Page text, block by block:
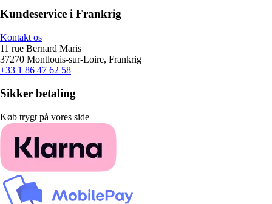
Kundeservice i Frankrig
Kontakt os
11 rue Bernard Maris
37270 Montlouis-sur-Loire, Frankrig
+33 1 86 47 62 58
Sikker betaling
Køb trygt på vores side